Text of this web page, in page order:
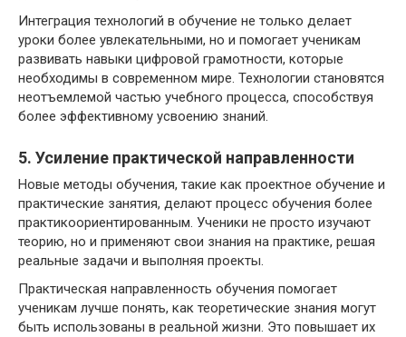
Интеграция технологий в обучение не только делает
уроки более увлекательными, но и помогает ученикам
развивать навыки цифровой грамотности, которые
необходимы в современном мире. Технологии становятся
неотъемлемой частью учебного процесса, способствуя
более эффективному усвоению знаний.
5. Усиление практической направленности
Новые методы обучения, такие как проектное обучение и
практические занятия, делают процесс обучения более
практикоориентированным. Ученики не просто изучают
теорию, но и применяют свои знания на практике, решая
реальные задачи и выполняя проекты.
Практическая направленность обучения помогает
ученикам лучше понять, как теоретические знания могут
быть использованы в реальной жизни. Это повышает их